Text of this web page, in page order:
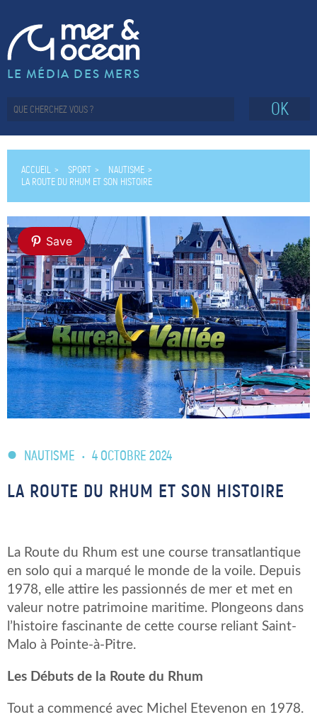
LE MÉDIA DES MERS
OK
ACCUEIL SPORT
NAUTISME
LA ROUTE DU RHUM ET SON HISTOIRE
Save
NAUTISME • 4 OCTOBRE 2024
LA ROUTE DU RHUM ET SON HISTOIRE
La Route du Rhum est une course transatlantique
en solo qui a marqué le monde de la voile. Depuis
1978, elle attire les passionnés de mer et met en
valeur notre patrimoine maritime. Plongeons dans
l’histoire fascinante de cette course reliant Saint-
Malo à Pointe-à-Pitre.
Les Débuts de la Route du Rhum
Tout a commencé avec Michel Etevenon en 1978.